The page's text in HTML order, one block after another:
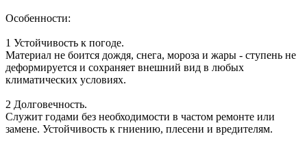
Особенности:
1 Устойчивость к погоде.
Материал не боится дождя, снега, мороза и жары - ступень не
деформируется и сохраняет внешний вид в любых
климатических условиях.
2 Долговечность.
Служит годами без необходимости в частом ремонте или
замене. Устойчивость к гниению, плесени и вредителям.